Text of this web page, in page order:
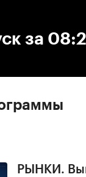
за
РЫНКИ.